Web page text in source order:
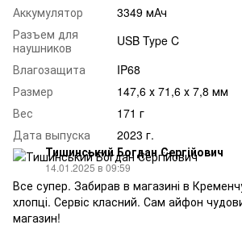
Аккумулятор
3349 мАч
Разъем для
наушников
USB Type C
Влагозащита
IP68
Размер
147,6 х 71,6 х 7,8 мм
Вес
171 г
Дата выпуска
2023 г.
Тишинський Богдан Сергійович
14.01.2025 в 09:59
Все супер. Забирав в магазині в
хлопці. Сервіс класний. Сам айфон
магазин!